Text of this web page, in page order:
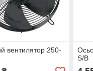
вентилятор 250-
S/B